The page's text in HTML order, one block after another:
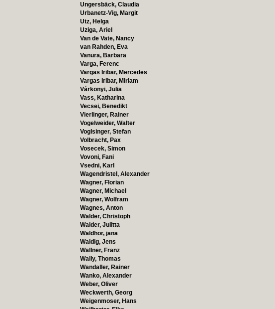
Ungersbäck, Claudia
Urbanetz-Vig, Margit
Utz, Helga
Uziga, Ariel
Van de Vate, Nancy
van Rahden, Eva
Vanura, Barbara
Varga, Ferenc
Vargas Iribar, Mercedes
Vargas Iribar, Miriam
Várkonyi, Julia
Vass, Katharina
Vecsei, Benedikt
Vierlinger, Rainer
Vogelweider, Walter
Voglsinger, Stefan
Volbracht, Pax
Vosecek, Simon
Vovoni, Fani
Vsedni, Karl
Wagendristel, Alexander
Wagner, Florian
Wagner, Michael
Wagner, Wolfram
Wagnes, Anton
Walder, Christoph
Walder, Julitta
Waldhör, jana
Waldig, Jens
Wallner, Franz
Wally, Thomas
Wandaller, Rainer
Wanko, Alexander
Weber, Oliver
Weckwerth, Georg
Weigenmoser, Hans